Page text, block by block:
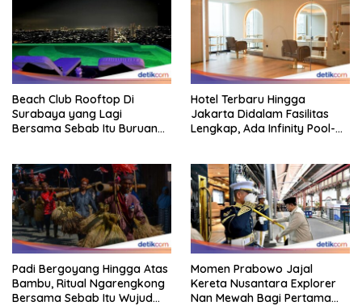
Beach Club Rooftop Di
Surabaya yang Lagi
Bersama Sebab Itu Buruan
Hotel Terbaru Hingga
Jakarta Didalam Fasilitas
Lengkap, Ada Infinity Pool-
Padi Bergoyang Hingga Atas
Bambu, Ritual Ngarengkong
Bersama Sebab Itu Wujud
Momen Prabowo Jajal
Kereta Nusantara Explorer
Nan Mewah Bagi Pertama